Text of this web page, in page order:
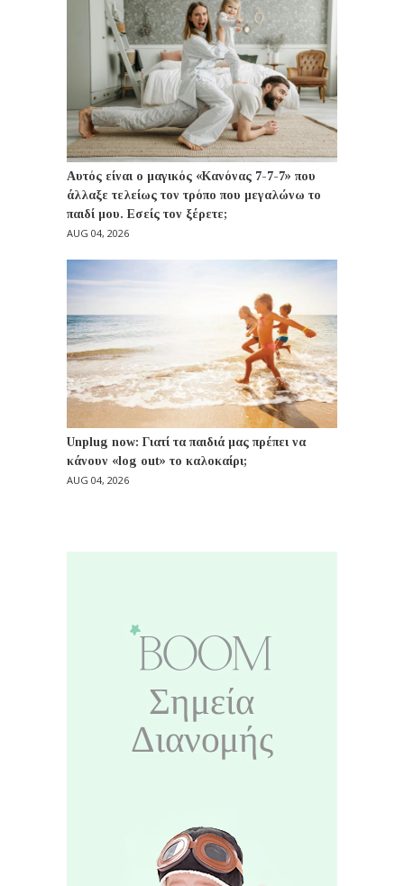
Αυτός είναι ο μαγικός «Κανόνας 7-7-7» που
άλλαξε τελείως τον τρόπο που μεγαλώνω το
παιδί μου. Εσείς τον ξέρετε;
AUG 04, 2026
Unplug now: Γιατί τα παιδιά μας πρέπει να
κάνουν «log out» το καλοκαίρι;
AUG 04, 2026